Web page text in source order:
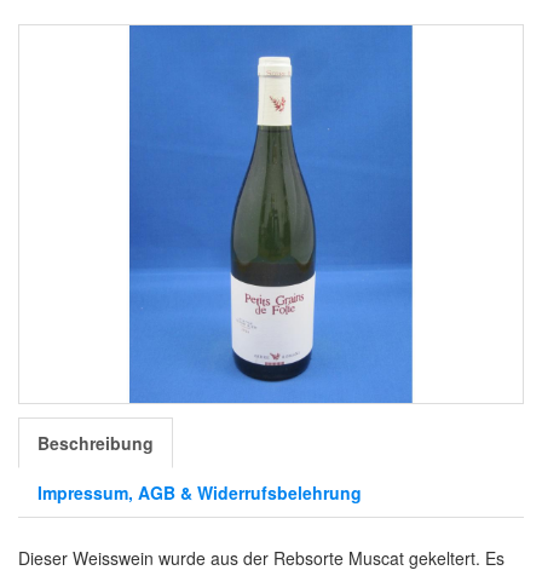
Beschreibung
Impressum, AGB & Widerrufsbelehrung
Dieser Weisswein wurde aus der Rebsorte Muscat gekeltert. Es